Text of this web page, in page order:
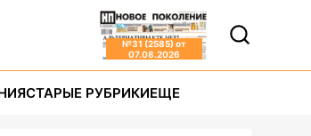
№31 (2585) от
07.08.2026
СТАРЫЕ РУБРИКИЕЩЕ